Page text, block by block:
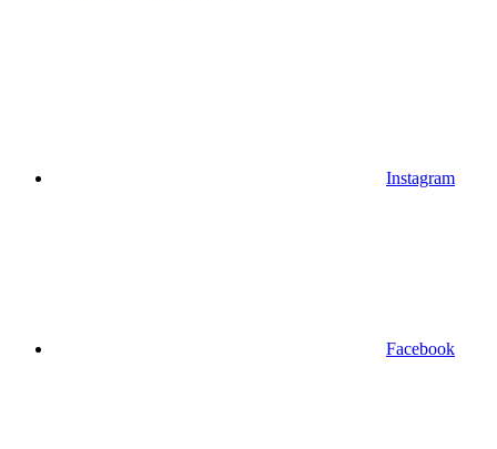
Instagram
Facebook